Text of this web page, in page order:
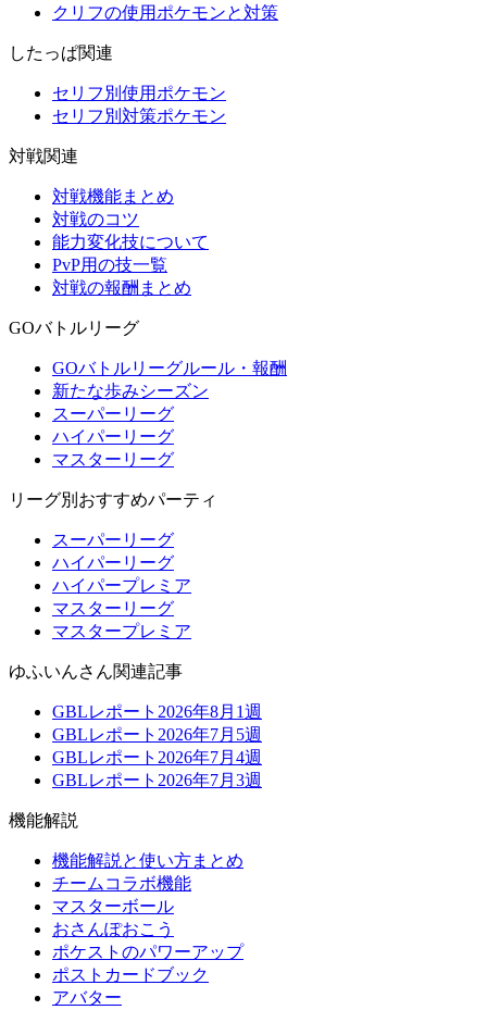
クリフの使用ポケモンと対策
したっぱ関連
セリフ別使用ポケモン
セリフ別対策ポケモン
対戦関連
対戦機能まとめ
対戦のコツ
能力変化技について
PvP用の技一覧
対戦の報酬まとめ
GOバトルリーグ
GOバトルリーグルール・報酬
新たな歩みシーズン
スーパーリーグ
ハイパーリーグ
マスターリーグ
リーグ別おすすめパーティ
スーパーリーグ
ハイパーリーグ
ハイパープレミア
マスターリーグ
マスタープレミア
ゆふいんさん関連記事
GBLレポート2026年8月1週
GBLレポート2026年7月5週
GBLレポート2026年7月4週
GBLレポート2026年7月3週
機能解説
機能解説と使い方まとめ
チームコラボ機能
マスターボール
おさんぽおこう
ポケストのパワーアップ
ポストカードブック
アバター